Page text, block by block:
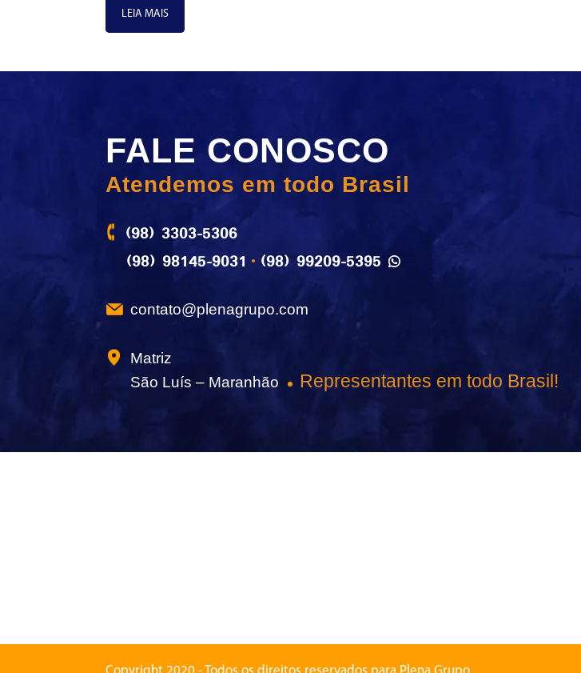
LEIA MAIS
FALE CONOSCO
Atendemos em todo Brasil
(98) 3303-5306
(98) 98145-9031 (98) 99209-5395
contato@plenagrupo.com
Matriz
São Luís – Maranhão
Representantes em todo Brasil!